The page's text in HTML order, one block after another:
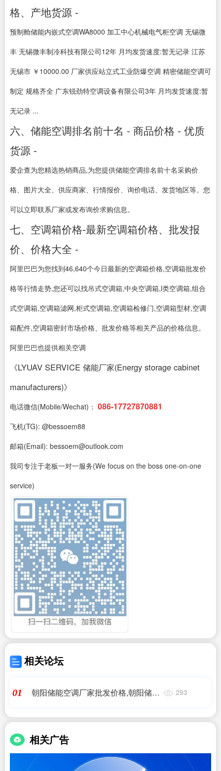
格、产地货源 -
预制舱储能内嵌式空调WA8000 加工中心机械电气柜空调 无锡微
丰 无锡微丰制冷科技有限公司12年 月均发货速度:暂无记录 江苏
无锡市 ￥10000.00 厂家供应站立式工业防爆空调 精密储能空调可
制定 规格齐全 广东锐劲特空调设备有限公司3年 月均发货速度:暂
无记录 ...
六、储能空调排名前十名 - 商品价格 - 优质
货源 -
爱企查为您精选热销商品,为您提供储能空调排名前十名采购价
格、图片大全、供应商家、行情报价、询价电话、发货地区等。您
可以立即联系厂家或发布询价求购信息。
七、空调箱价格-最新空调箱价格、批发报
价、价格大全 -
阿里巴巴为您找到46,640个今日最新的空调箱价格,空调箱批发价
格等行情走势,您还可以找吊式空调箱,中央空调箱,l类空调箱,组合
式空调箱,空调箱滤网,柜式空调箱,空调箱检修门,空调箱型材,空调
箱配件,空调箱密封市场价格、批发价格等相关产品的价格信息。
阿里巴巴也提供相关空调
《LYUAV SERVICE 储能厂家(Energy storage cabinet
manufacturers)》
电话微信(Mobile/Wechat)： 086-17727870881
飞机(TG): @bessoem88
邮箱(Email): bessoem@outlook.com
我司专注于老板一对一服务(We focus on the boss one-on-one
service)
相关论坛
01
朝阳储能空调厂家批发价格,朝阳储能
团有限公司
293
相关广告